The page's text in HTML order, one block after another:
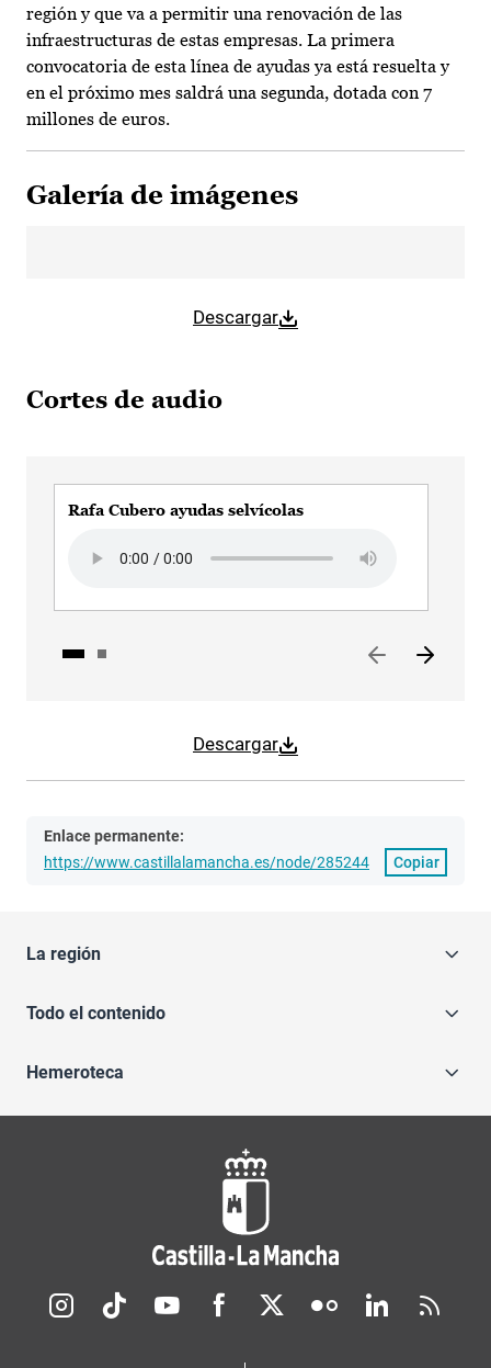
región y que va a permitir una renovación de las
infraestructuras de estas empresas. La primera
convocatoria de esta línea de ayudas ya está resuelta y
en el próximo mes saldrá una segunda, dotada con 7
millones de euros.
Galería de imágenes
Descargar
Cortes de audio
Descargar
Rafa Cubero ayudas selvícolas
Enlace permanente:
https://www.castillalamancha.es/node/285244
Copiar
La región
Todo el contenido
Hemeroteca
Redes sociales JCCM